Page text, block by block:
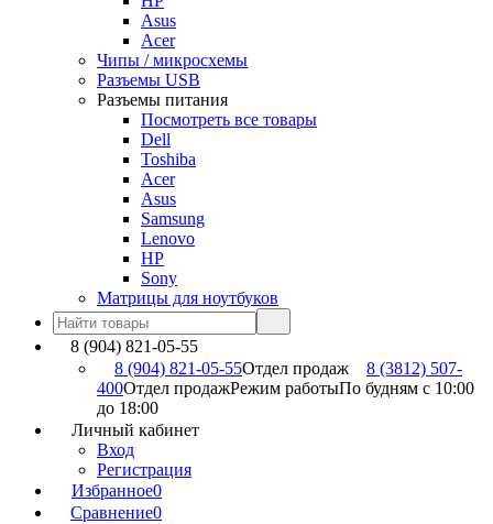
Asus
Acer
Чипы / микросхемы
Разъемы USB
Разъемы питания
Посмотреть все товары
Dell
Toshiba
Acer
Asus
Samsung
Lenovo
HP
Sony
Матрицы для ноутбуков
8 (904) 821-05-55
8 (904) 821-05-55Отдел продаж
8 (3812) 507-
400Отдел продажРежим работыПо будням с 10:00
до 18:00
Личный кабинет
Вход
Регистрация
Избранное0
Сравнение0